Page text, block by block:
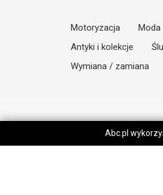
Motoryzacja Moda
Antyki i kolekcje
Wymiana / zamiana
Abc.pl